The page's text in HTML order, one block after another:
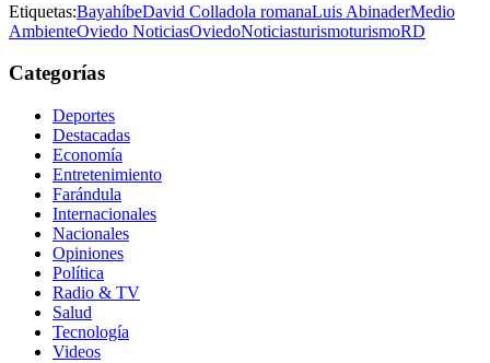
Etiquetas:BayahíbeDavid Colladola romanaLuis AbinaderMedio
AmbienteOviedo NoticiasOviedoNoticiasturismoturismoRD
Categorías
Deportes
Destacadas
Economía
Entretenimiento
Farándula
Internacionales
Nacionales
Opiniones
Política
Radio & TV
Salud
Tecnología
Videos